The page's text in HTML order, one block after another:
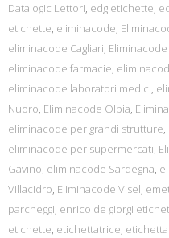
Datalogic Lettori, edg etichette,
etichette, eliminacode,
eliminacode Cagliari,
eliminacode farmacie,
eliminacode laboratori medici,
Nuoro, Eliminacode Olbia,
eliminacode per grandi strutture,
eliminacode per supermercati,
Gavino, eliminacode Sardegna,
Villacidro, Eliminacode Visel,
parcheggi, enrico de giorgi
etichette, etichettatrice,